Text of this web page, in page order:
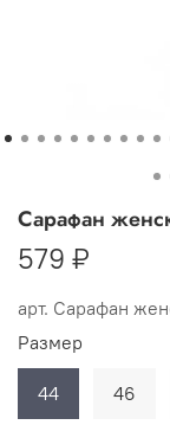
арт. Сарафан
Сарафан
579 ₽
Размер
44 46